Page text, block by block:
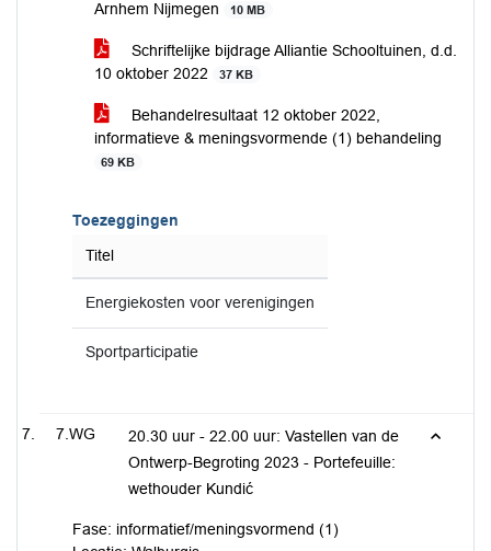
Arnhem Nijmegen
10 MB
Schriftelijke bijdrage Alliantie Schooltuinen, d.d.
10 oktober 2022
37 KB
Behandelresultaat 12 oktober 2022,
informatieve & meningsvormende (1) behandeling
69 KB
Toezeggingen
Titel
Energiekosten voor verenigingen
Sportparticipatie
7.WG
20.30 uur - 22.00 uur: Vastellen van de
Ontwerp-Begroting 2023 - Portefeuille:
wethouder Kundić
Fase: informatief/meningsvormend (1)